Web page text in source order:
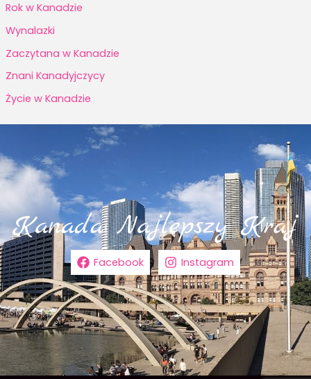
Rok w Kanadzie
Wynalazki
Zaczytana w Kanadzie
Znani Kanadyjczycy
Życie w Kanadzie
Facebook Instagram